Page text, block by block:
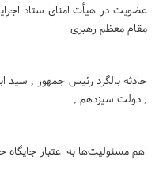
عضویت در هیأت امنای ستاد
مقام معظم رهبری
حادثه بالگرد رئیس جمهور , سید
, دولت سیزدهم ,
اهم مسئولیت‌ها به اعتبار جایگاه